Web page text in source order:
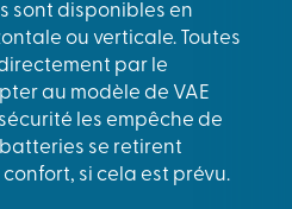
sont disponibles en
ou verticale. Toutes
par le
au modèle de VAE
les empêche de
se retirent
si cela est prévu.